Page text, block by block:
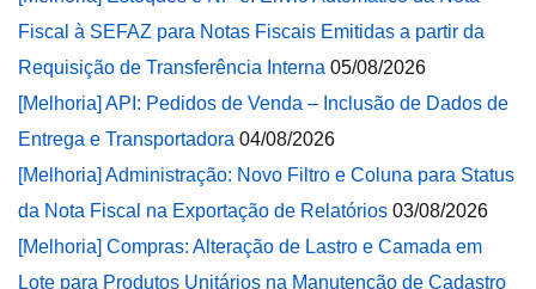
Fiscal à SEFAZ para Notas Fiscais Emitidas a partir da
Requisição de Transferência Interna 05/08/2026
[Melhoria] API: Pedidos de Venda – Inclusão de Dados de
Entrega e Transportadora 04/08/2026
[Melhoria] Administração: Novo Filtro e Coluna para Status
da Nota Fiscal na Exportação de Relatórios 03/08/2026
[Melhoria] Compras: Alteração de Lastro e Camada em
Lote para Produtos Unitários na Manutenção de Cadastro